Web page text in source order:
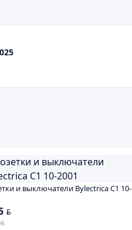
и выключатели Bylectrica С1 10-
BYN